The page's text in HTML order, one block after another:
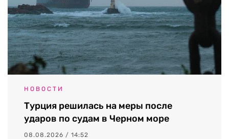
НОВОСТИ
Турция решилась на меры после
ударов по судам в Черном море
08.08.2026 / 14:52